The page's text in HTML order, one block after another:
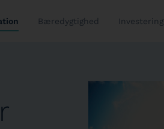
Bæredygtighed Investering